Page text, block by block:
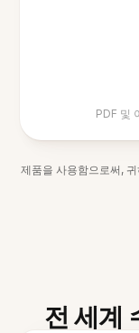
PDF 및
제품을 사용함으로써,
전 세계